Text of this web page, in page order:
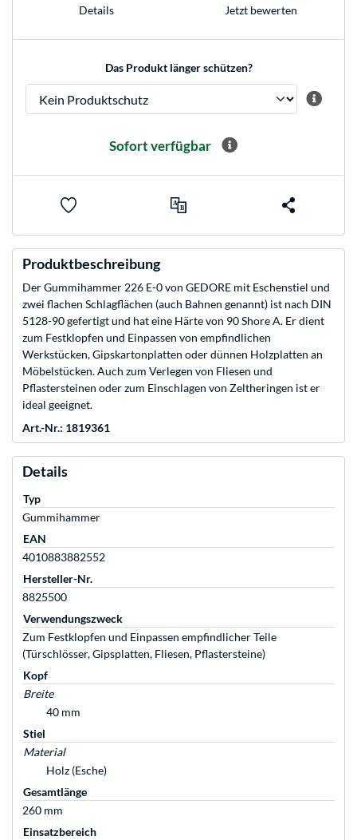
Details Jetzt bewerten
Das Produkt länger schützen?
Sofort verfügbar
Produktbeschreibung
Der Gummihammer 226 E-0 von GEDORE mit Eschenstiel und
zwei flachen Schlagflächen (auch Bahnen genannt) ist nach DIN
5128-90 gefertigt und hat eine Härte von 90 Shore A. Er dient
zum Festklopfen und Einpassen von empfindlichen
Werkstücken, Gipskartonplatten oder dünnen Holzplatten an
Möbelstücken. Auch zum Verlegen von Fliesen und
Pflastersteinen oder zum Einschlagen von Zeltheringen ist er
ideal geeignet.
Art.-Nr.: 1819361
Details
Typ
Gummihammer
EAN
4010883882552
Hersteller-Nr.
8825500
Verwendungszweck
Zum Festklopfen und Einpassen empfindlicher Teile
(Türschlösser, Gipsplatten, Fliesen, Pflastersteine)
Kopf
Breite
40 mm
Stiel
Material
Holz (Esche)
Gesamtlänge
260 mm
Einsatzbereich